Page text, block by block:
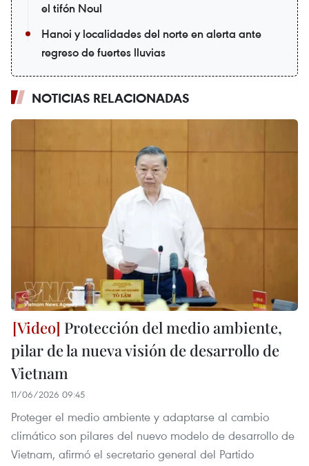
el tifón Noul
Hanoi y localidades del norte en alerta ante
regreso de fuertes lluvias
NOTICIAS RELACIONADAS
Protección del medio ambiente,
pilar de la nueva visión de desarrollo de
Vietnam
11/06/2026 09:45
Proteger el medio ambiente y adaptarse al cambio
climático son pilares del nuevo modelo de desarrollo de
Vietnam, afirmó el secretario general del Partido